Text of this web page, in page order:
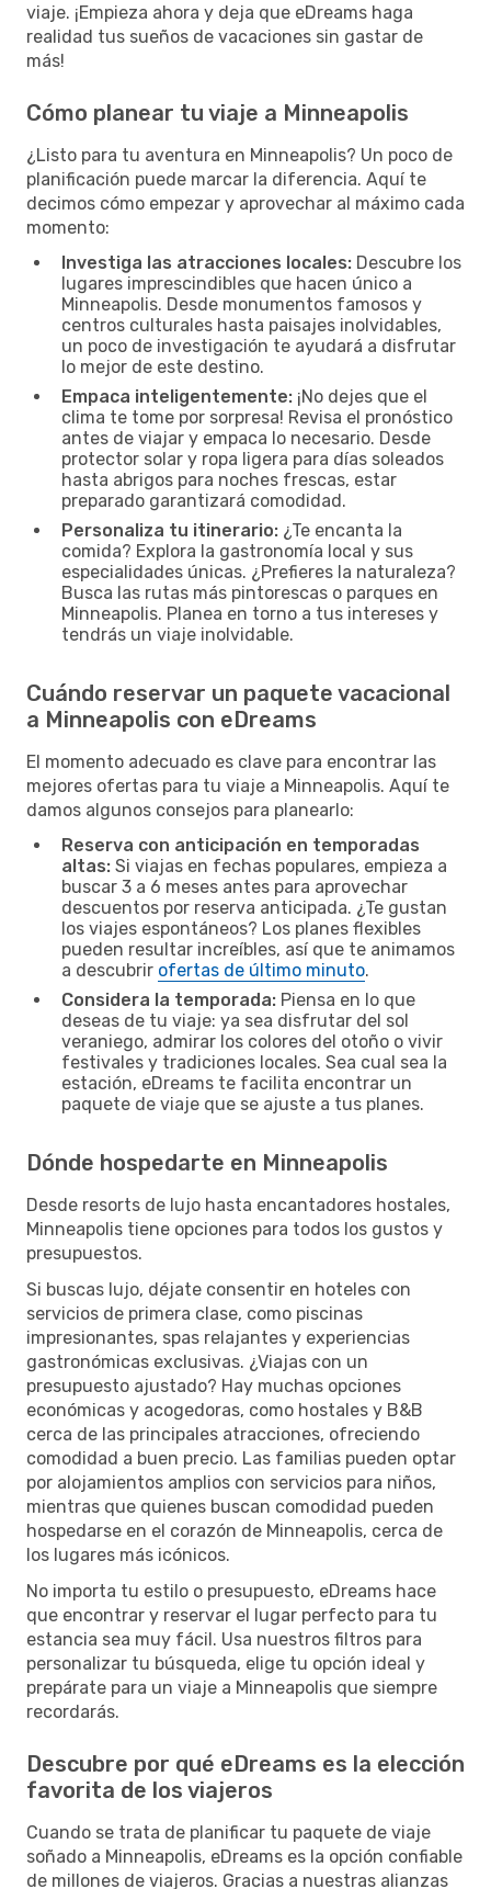
viaje. ¡Empieza ahora y deja que eDreams haga
realidad tus sueños de vacaciones sin gastar de
más!
Cómo planear tu viaje a Minneapolis
¿Listo para tu aventura en Minneapolis? Un poco de
planificación puede marcar la diferencia. Aquí te
decimos cómo empezar y aprovechar al máximo cada
momento:
Investiga las atracciones locales: Descubre los
lugares imprescindibles que hacen único a
Minneapolis. Desde monumentos famosos y
centros culturales hasta paisajes inolvidables,
un poco de investigación te ayudará a disfrutar
lo mejor de este destino.
Empaca inteligentemente: ¡No dejes que el
clima te tome por sorpresa! Revisa el pronóstico
antes de viajar y empaca lo necesario. Desde
protector solar y ropa ligera para días soleados
hasta abrigos para noches frescas, estar
preparado garantizará comodidad.
Personaliza tu itinerario: ¿Te encanta la
comida? Explora la gastronomía local y sus
especialidades únicas. ¿Prefieres la naturaleza?
Busca las rutas más pintorescas o parques en
Minneapolis. Planea en torno a tus intereses y
tendrás un viaje inolvidable.
Cuándo reservar un paquete vacacional
a Minneapolis con eDreams
El momento adecuado es clave para encontrar las
mejores ofertas para tu viaje a Minneapolis. Aquí te
damos algunos consejos para planearlo:
Reserva con anticipación en temporadas
altas: Si viajas en fechas populares, empieza a
buscar 3 a 6 meses antes para aprovechar
descuentos por reserva anticipada. ¿Te gustan
los viajes espontáneos? Los planes flexibles
pueden resultar increíbles, así que te animamos
a descubrir ofertas de último minuto.
Considera la temporada: Piensa en lo que
deseas de tu viaje: ya sea disfrutar del sol
veraniego, admirar los colores del otoño o vivir
festivales y tradiciones locales. Sea cual sea la
estación, eDreams te facilita encontrar un
paquete de viaje que se ajuste a tus planes.
Dónde hospedarte en Minneapolis
Desde resorts de lujo hasta encantadores hostales,
Minneapolis tiene opciones para todos los gustos y
presupuestos.
Si buscas lujo, déjate consentir en hoteles con
servicios de primera clase, como piscinas
impresionantes, spas relajantes y experiencias
gastronómicas exclusivas. ¿Viajas con un
presupuesto ajustado? Hay muchas opciones
económicas y acogedoras, como hostales y B&B
cerca de las principales atracciones, ofreciendo
comodidad a buen precio. Las familias pueden optar
por alojamientos amplios con servicios para niños,
mientras que quienes buscan comodidad pueden
hospedarse en el corazón de Minneapolis, cerca de
los lugares más icónicos.
No importa tu estilo o presupuesto, eDreams hace
que encontrar y reservar el lugar perfecto para tu
estancia sea muy fácil. Usa nuestros filtros para
personalizar tu búsqueda, elige tu opción ideal y
prepárate para un viaje a Minneapolis que siempre
recordarás.
Descubre por qué eDreams es la elección
favorita de los viajeros
Cuando se trata de planificar tu paquete de viaje
soñado a Minneapolis, eDreams es la opción confiable
de millones de viajeros. Gracias a nuestras alianzas